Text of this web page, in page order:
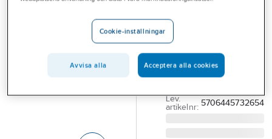
Branscher
Cam Rx
SONDSÖKARE VIVAX
VLOC3-CAM RX
Lev.
artikelnr: 5706445732654
Cookie-inställningar
Avvisa alla Acceptera alla cookies